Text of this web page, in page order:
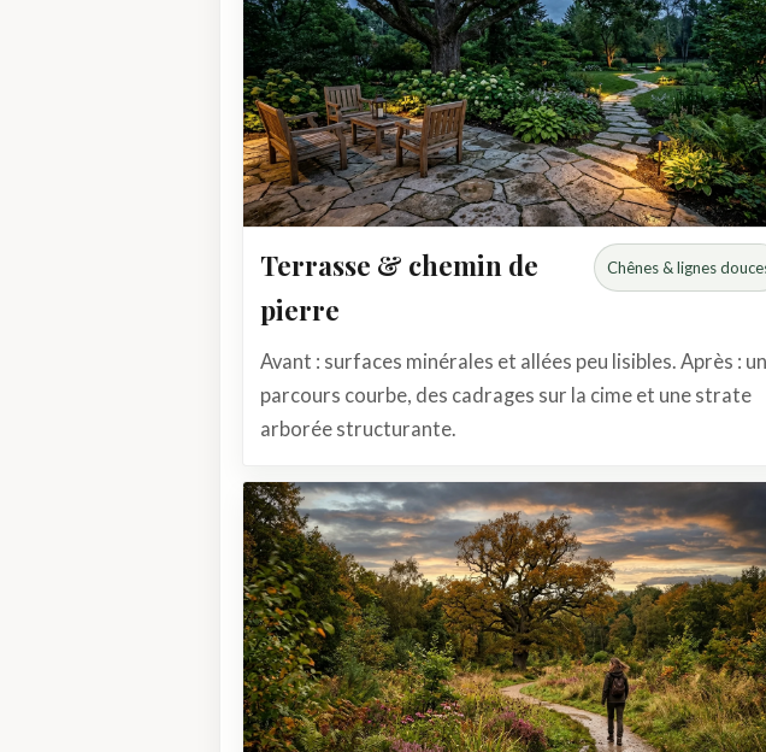
Terrasse & chemin de
pierre
Chênes & lignes
Avant : surfaces minérales et allées peu lisibles. Après : un
parcours courbe, des cadrages sur la cime et une strate
arborée structurante.